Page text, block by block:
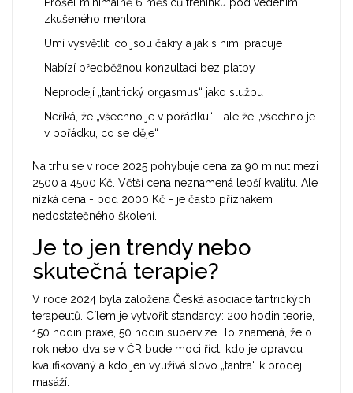
zkušeného mentora
Umí vysvětlit, co jsou čakry a jak s nimi pracuje
Nabízí předběžnou konzultaci bez platby
Neprodejí „tantrický orgasmus“ jako službu
Neříká, že „všechno je v pořádku“ - ale že „všechno je
v pořádku, co se děje“
Na trhu se v roce 2025 pohybuje cena za 90 minut mezi
2500 a 4500 Kč. Větší cena neznamená lepší kvalitu. Ale
nízká cena - pod 2000 Kč - je často příznakem
nedostatečného školení.
Je to jen trendy nebo
skutečná terapie?
V roce 2024 byla založena Česká asociace tantrických
terapeutů. Cílem je vytvořit standardy: 200 hodin teorie,
150 hodin praxe, 50 hodin supervize. To znamená, že o
rok nebo dva se v ČR bude moci říct, kdo je opravdu
kvalifikovaný a kdo jen využívá slovo „tantra“ k prodeji
masáží.